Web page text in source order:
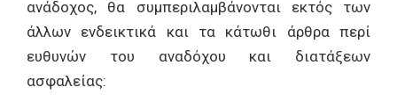
ανάδοχος, θα συμπεριλαμβάνονται εκτός των
άλλων ενδεικτικά και τα κάτωθι άρθρα περί
ευθυνών του αναδόχου και διατάξεων
ασφαλείας: